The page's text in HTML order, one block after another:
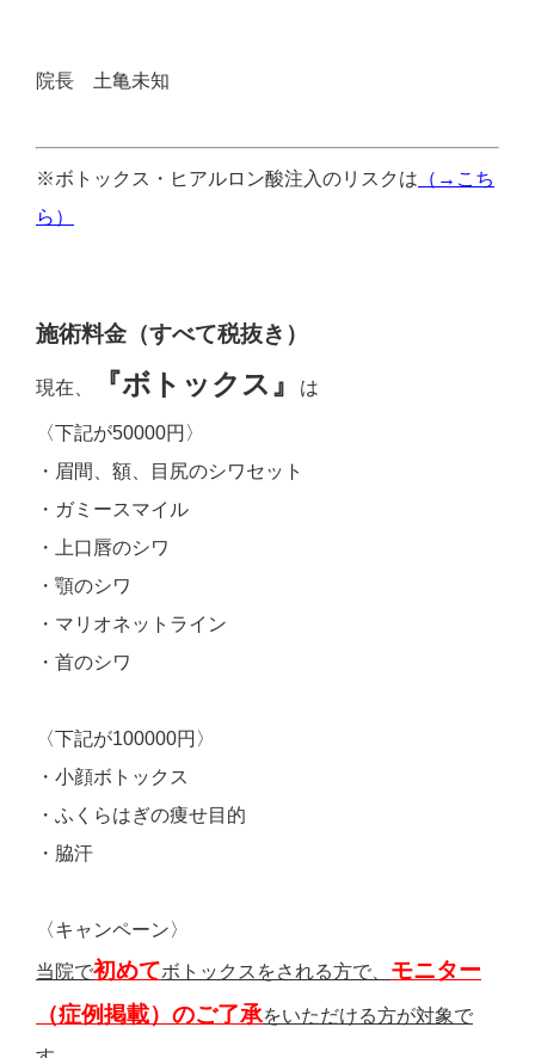
院長 土亀未知
※ボトックス・ヒアルロン酸注入のリスクは （→こち
ら）
施術料金（すべて税抜き）
現在、 『ボトックス』 は
〈下記が50000円〉
・眉間、額、目尻のシワセット
・ガミースマイル
・上口唇のシワ
・顎のシワ
・マリオネットライン
・首のシワ
〈下記が100000円〉
・小顔ボトックス
・ふくらはぎの痩せ目的
・脇汗
〈キャンペーン〉
当院で初めてボトックスをされる方で、 モニター
（症例掲載）のご了承をいただける方が対象で